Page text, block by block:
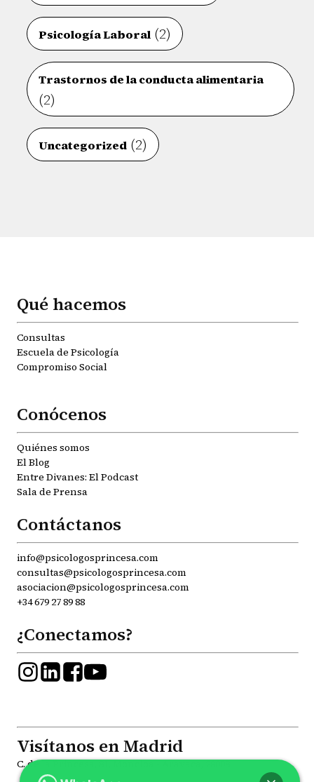
Psicología Laboral (2)
Trastornos de la conducta alimentaria
(2)
Uncategorized (2)
Qué hacemos
Consultas
Escuela de Psicología
Compromiso Social
Conócenos
Quiénes somos
El Blog
Entre Divanes: El Podcast
Sala de Prensa
Contáctanos
info@psicologosprincesa.com
consultas@psicologosprincesa.com
asociacion@psicologosprincesa.com
+34 679 27 89 88
¿Conectamos?
Visítanos en Madrid
C. de la Princesa, 81, Moncloa - Aravaca, 28008